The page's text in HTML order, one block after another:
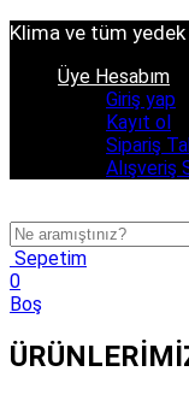
Klima ve tüm yedek
Üye Hesabım
Giriş yap
Kayıt ol
Sipariş
Alışveriş
Sepetim
0
Boş